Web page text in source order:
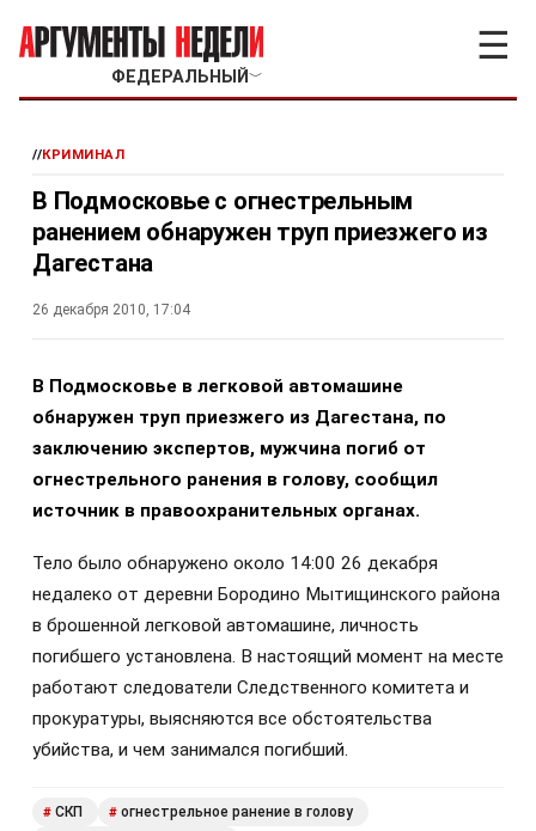
ФЕДЕРАЛЬНЫЙ ﹀
☰
//КРИМИНАЛ
В Подмосковье с огнестрельным
ранением обнаружен труп приезжего из
Дагестана
26 декабря 2010, 17:04
В Подмосковье в легковой автомашине
обнаружен труп приезжего из Дагестана, по
заключению экспертов, мужчина погиб от
огнестрельного ранения в голову, сообщил
источник в правоохранительных органах.
Тело было обнаружено около 14:00 26 декабря
недалеко от деревни Бородино Мытищинского района
в брошенной легковой автомашине, личность
погибшего установлена. В настоящий момент на месте
работают следователи Следственного комитета и
прокуратуры, выясняются все обстоятельства
убийства, и чем занимался погибший.
# СКП # огнестрельное ранение в голову